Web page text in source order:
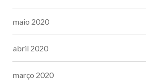
maio 2020
abril 2020
março 2020